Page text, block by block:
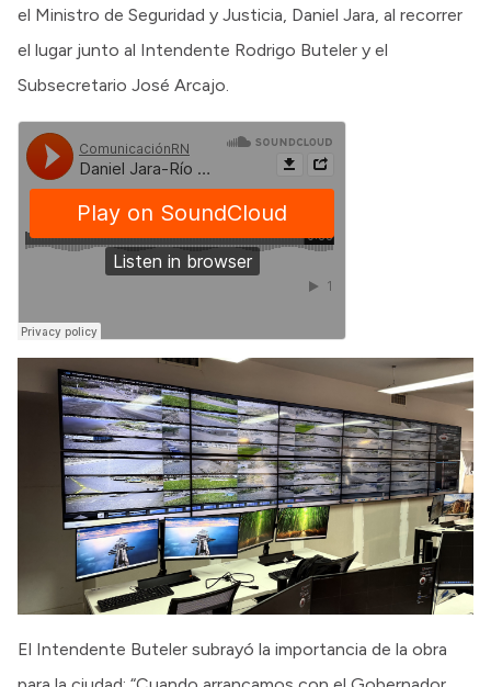
el Ministro de Seguridad y Justicia, Daniel Jara, al recorrer
el lugar junto al Intendente Rodrigo Buteler y el
Subsecretario José Arcajo.
El Intendente Buteler subrayó la importancia de la obra